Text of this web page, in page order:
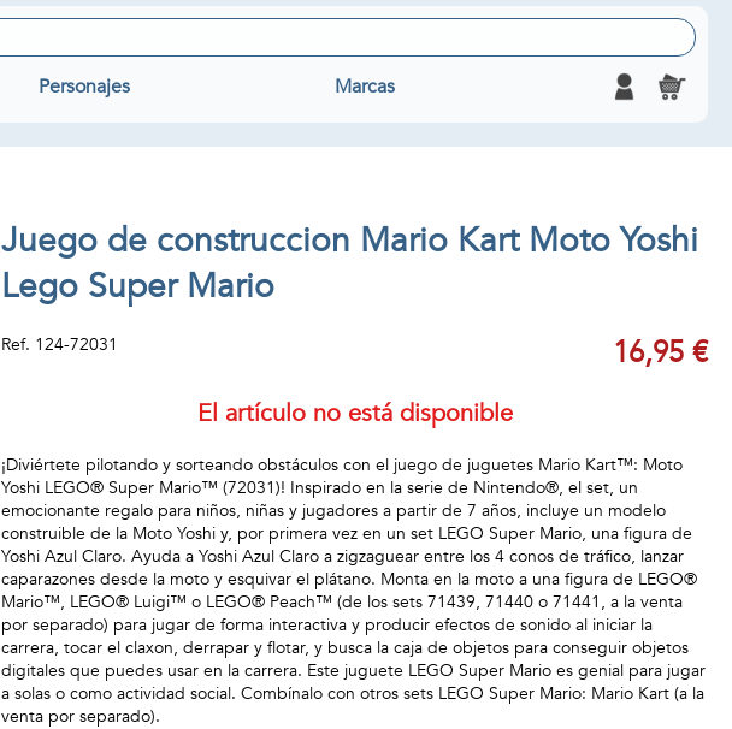
Personajes Marcas
Juego de construccion Mario Kart Moto Yoshi
Lego Super Mario
Ref. 124-72031 16,95 €
El artículo no está disponible
¡Diviértete pilotando y sorteando obstáculos con el juego de juguetes Mario Kart™: Moto
Yoshi LEGO® Super Mario™ (72031)! Inspirado en la serie de Nintendo®, el set, un
emocionante regalo para niños, niñas y jugadores a partir de 7 años, incluye un modelo
construible de la Moto Yoshi y, por primera vez en un set LEGO Super Mario, una figura de
Yoshi Azul Claro. Ayuda a Yoshi Azul Claro a zigzaguear entre los 4 conos de tráfico, lanzar
caparazones desde la moto y esquivar el plátano. Monta en la moto a una figura de LEGO®
Mario™, LEGO® Luigi™ o LEGO® Peach™ (de los sets 71439, 71440 o 71441, a la venta
por separado) para jugar de forma interactiva y producir efectos de sonido al iniciar la
carrera, tocar el claxon, derrapar y flotar, y busca la caja de objetos para conseguir objetos
digitales que puedes usar en la carrera. Este juguete LEGO Super Mario es genial para jugar
a solas o como actividad social. Combínalo con otros sets LEGO Super Mario: Mario Kart (a la
venta por separado).